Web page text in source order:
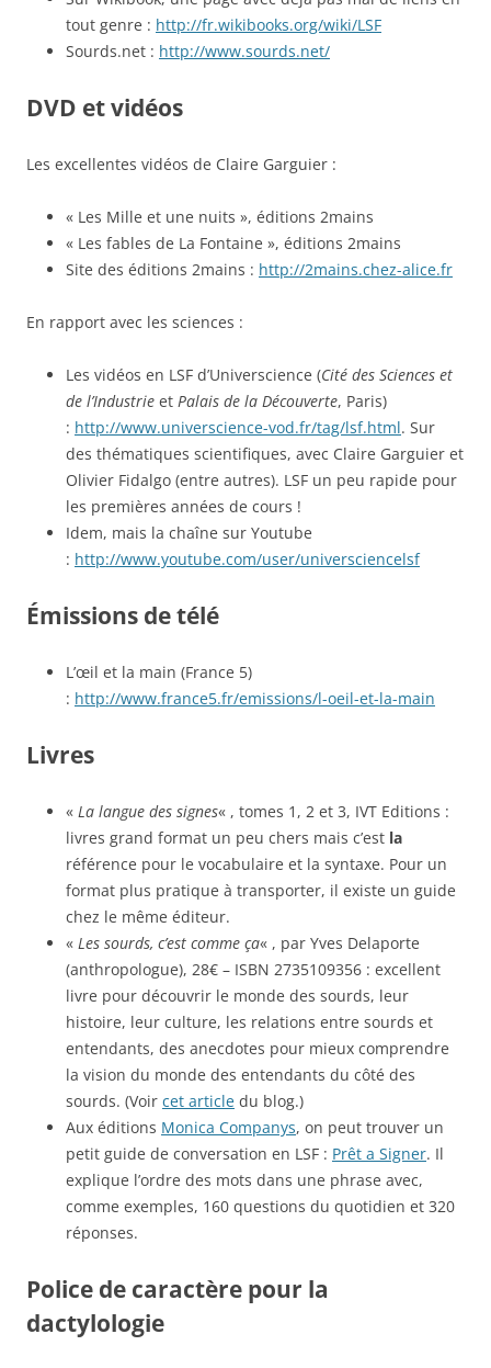
tout genre : http://fr.wikibooks.org/wiki/LSF
Sourds.net : http://www.sourds.net/
DVD et vidéos
Les excellentes vidéos de Claire Garguier :
« Les Mille et une nuits », éditions 2mains
« Les fables de La Fontaine », éditions 2mains
Site des éditions 2mains : http://2mains.chez-alice.fr
En rapport avec les sciences :
Les vidéos en LSF d’Universcience (Cité des Sciences et
de l’Industrie et Palais de la Découverte, Paris)
: http://www.universcience-vod.fr/tag/lsf.html. Sur
des thématiques scientifiques, avec Claire Garguier et
Olivier Fidalgo (entre autres). LSF un peu rapide pour
les premières années de cours !
Idem, mais la chaîne sur Youtube
: http://www.youtube.com/user/universciencelsf
Émissions de télé
L’œil et la main (France 5)
: http://www.france5.fr/emissions/l-oeil-et-la-main
Livres
« La langue des signes« , tomes 1, 2 et 3, IVT Editions :
livres grand format un peu chers mais c’est la
référence pour le vocabulaire et la syntaxe. Pour un
format plus pratique à transporter, il existe un guide
chez le même éditeur.
« Les sourds, c’est comme ça« , par Yves Delaporte
(anthropologue), 28€ – ISBN 2735109356 : excellent
livre pour découvrir le monde des sourds, leur
histoire, leur culture, les relations entre sourds et
entendants, des anecdotes pour mieux comprendre
la vision du monde des entendants du côté des
sourds. (Voir cet article du blog.)
Aux éditions Monica Companys, on peut trouver un
petit guide de conversation en LSF : Prêt a Signer. Il
explique l’ordre des mots dans une phrase avec,
comme exemples, 160 questions du quotidien et 320
réponses.
Police de caractère pour la
dactylologie